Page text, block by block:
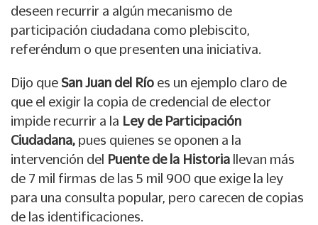
deseen recurrir a algún mecanismo de
participación ciudadana como plebiscito,
referéndum o que presenten una iniciativa.
Dijo que San Juan del Río es un ejemplo claro de
que el exigir la copia de credencial de elector
impide recurrir a la Ley de Participación
Ciudadana, pues quienes se oponen a la
intervención del Puente de la Historia llevan más
de 7 mil firmas de las 5 mil 900 que exige la ley
para una consulta popular, pero carecen de copias
de las identificaciones.